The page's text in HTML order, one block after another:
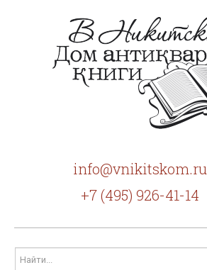
info@vnikitskom.ru
+7 (495) 926-41-14